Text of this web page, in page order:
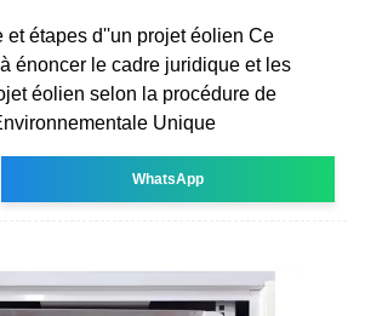
et étapes d''un projet éolien Ce
énoncer le cadre juridique et les
éolien selon la procédure de
Unique
WhatsApp